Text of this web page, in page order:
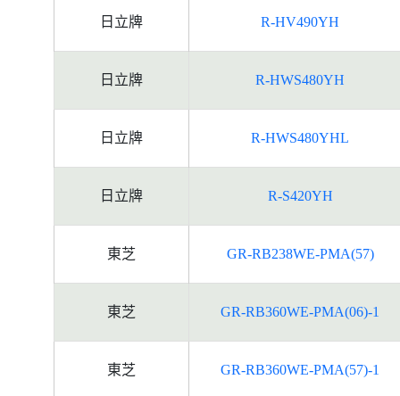
日立牌 R-HV490YH
日立牌 R-HWS480YH
日立牌 R-HWS480YHL
日立牌 R-S420YH
東芝 GR-RB238WE-PMA(57)
東芝 GR-RB360WE-PMA(06)-1
東芝 GR-RB360WE-PMA(57)-1